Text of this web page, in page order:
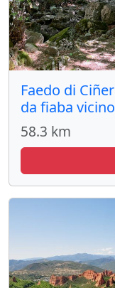
Faedo di
da fiaba
58.3 km